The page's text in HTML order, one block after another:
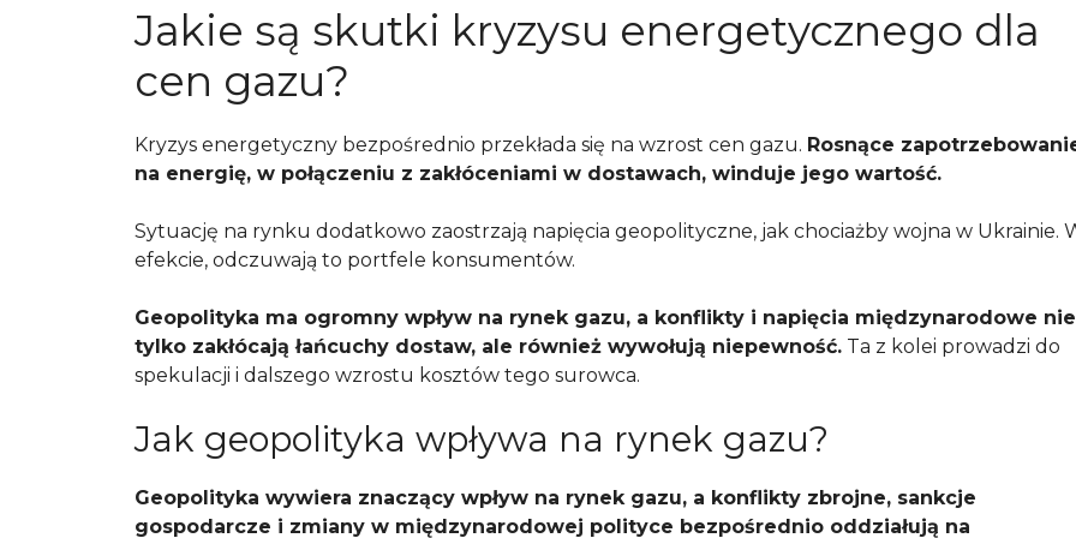
Jakie są skutki kryzysu energetycznego dla
cen gazu?
Kryzys energetyczny bezpośrednio przekłada się na wzrost cen gazu. Rosnące
na energię, w połączeniu z zakłóceniami w dostawach, winduje jego wartość.
Sytuację na rynku dodatkowo zaostrzają napięcia geopolityczne, jak chociażby wojna w Ukrainie.
efekcie, odczuwają to portfele konsumentów.
Geopolityka ma ogromny wpływ na rynek gazu, a konflikty i napięcia międzynarodowe nie
tylko zakłócają łańcuchy dostaw, ale również wywołują niepewność. Ta z kolei prowadzi do
spekulacji i dalszego wzrostu kosztów tego surowca.
Jak geopolityka wpływa na rynek gazu?
Geopolityka wywiera znaczący wpływ na rynek gazu, a konflikty zbrojne, sankcje
gospodarcze i zmiany w międzynarodowej polityce bezpośrednio oddziałują na